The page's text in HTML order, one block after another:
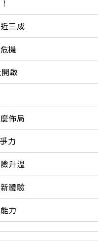
三成
機
啟
佈局
力
升溫
體驗
力